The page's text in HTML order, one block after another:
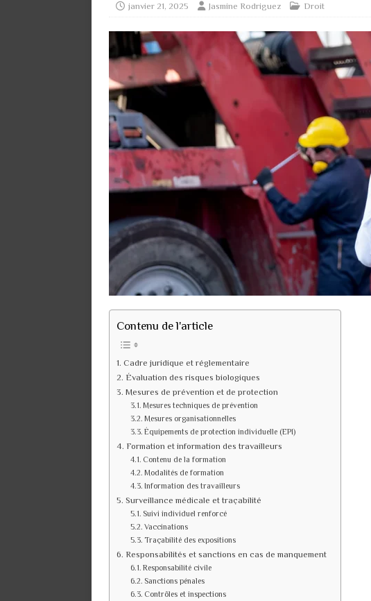
janvier 21, 2025 Jasmine Rodriguez Droit
Contenu de l'article
Cadre juridique et réglementaire
Évaluation des risques biologiques
Mesures de prévention et de protection
Mesures techniques de prévention
Mesures organisationnelles
Équipements de protection individuelle (EPI)
Formation et information des travailleurs
Contenu de la formation
Modalités de formation
Information des travailleurs
Surveillance médicale et traçabilité
Suivi individuel renforcé
Vaccinations
Traçabilité des expositions
Responsabilités et sanctions en cas de manquement
Responsabilité civile
Sanctions pénales
Contrôles et inspections